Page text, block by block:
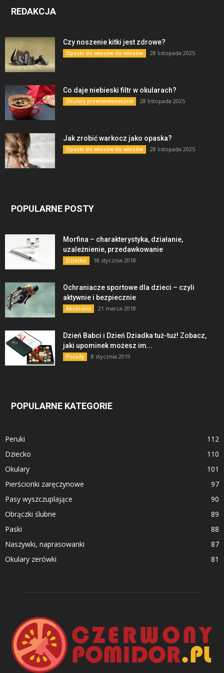
REDAKCJA
Czy noszenie kitki jest zdrowe?
Opaski do włosów do włosów 28 listopada 2025
Co daje niebieski filtr w okularach?
Okulary przeciwsłoneczne 28 listopada 2025
Jak zrobić warkocz jako opaska?
Opaski do włosów do włosów 28 listopada 2025
POPULARNE POSTY
Morfina – charakterystyka, działanie,
uzależnienie, przedawkowanie
Dziecko 18 stycznia 2018
Ochraniacze sportowe dla dzieci – czyli
aktywnie i bezpiecznie
Akcesoria 21 marca 2018
Dzień Babci i Dzień Dziadka tuż-tuż! Zobacz,
jaki upominek możesz im...
Porady 8 stycznia 2019
POPULARNE KATEGORIE
Peruki
112
Dziecko
110
Okulary
101
Pierścionki zaręczynowe
97
Pasy wyszczuplające
90
Obrączki ślubne
89
Paski
88
Naszywki, naprasowanki
87
Okulary zerówki
81